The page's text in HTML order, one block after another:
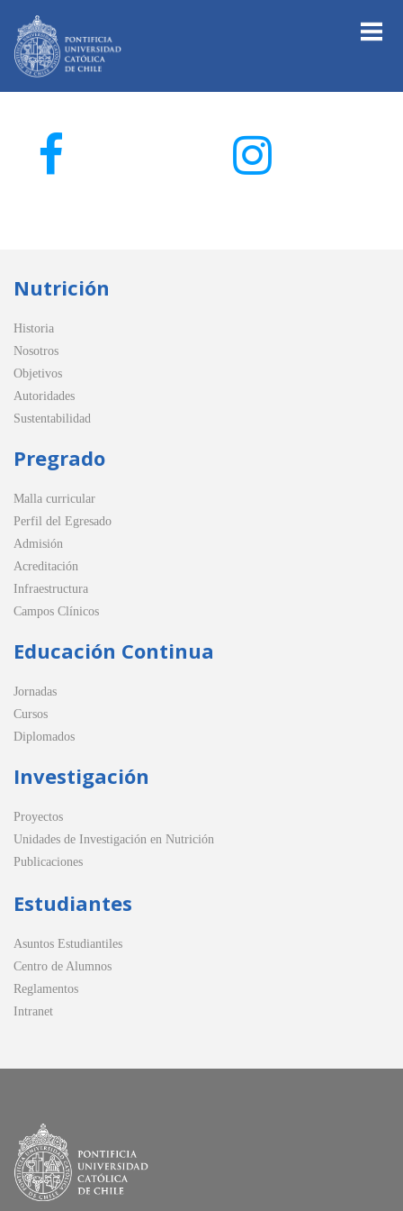
Nutrición
Historia
Nosotros
Objetivos
Autoridades
Sustentabilidad
Pregrado
Malla curricular
Perfil del Egresado
Admisión
Acreditación
Infraestructura
Campos Clínicos
Educación Continua
Jornadas
Cursos
Diplomados
Investigación
Proyectos
Unidades de Investigación en Nutrición
Publicaciones
Estudiantes
Asuntos Estudiantiles
Centro de Alumnos
Reglamentos
Intranet